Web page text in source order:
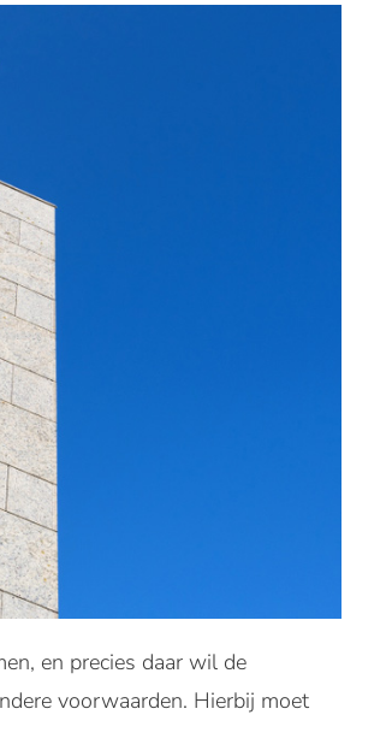
en precies daar wil de
voorwaarden. Hierbij moet